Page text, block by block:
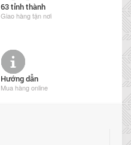
63 tỉnh thành
Giao hàng tận nơi
Hướng dẫn
Mua hàng online